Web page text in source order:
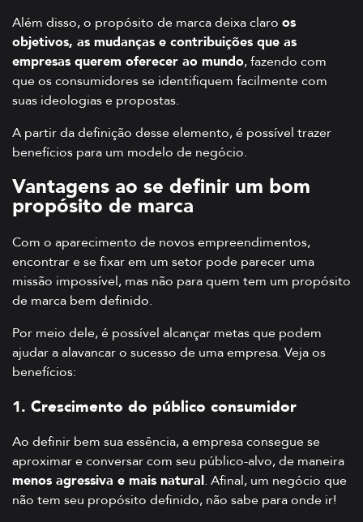
Além disso, o propósito de marca deixa claro os
objetivos, as mudanças e contribuições que as
empresas querem oferecer ao mundo, fazendo com
que os consumidores se identifiquem facilmente com
suas ideologias e propostas.
A partir da definição desse elemento, é possível trazer
benefícios para um modelo de negócio.
Vantagens ao se definir um bom
propósito de marca
Com o aparecimento de novos empreendimentos,
encontrar e se fixar em um setor pode parecer uma
missão impossível, mas não para quem tem um propósito
de marca bem definido.
Por meio dele, é possível alcançar metas que podem
ajudar a alavancar o sucesso de uma empresa. Veja os
benefícios:
1. Crescimento do público consumidor
Ao definir bem sua essência, a empresa consegue se
aproximar e conversar com seu público-alvo, de maneira
menos agressiva e mais natural. Afinal, um negócio que
não tem seu propósito definido, não sabe para onde ir!